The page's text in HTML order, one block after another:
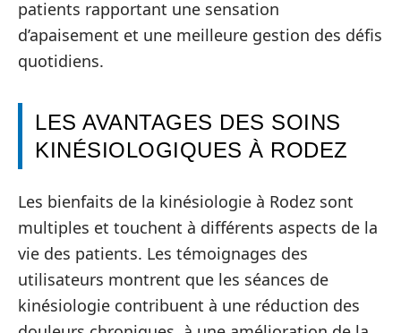
patients rapportant une sensation
d’apaisement et une meilleure gestion des défis
quotidiens.
LES AVANTAGES DES SOINS
KINÉSIOLOGIQUES À RODEZ
Les bienfaits de la kinésiologie à Rodez sont
multiples et touchent à différents aspects de la
vie des patients. Les témoignages des
utilisateurs montrent que les séances de
kinésiologie contribuent à une réduction des